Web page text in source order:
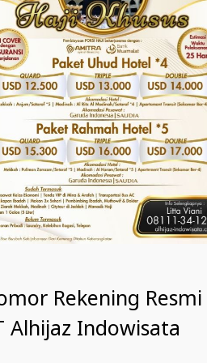
Rekening Resmi
Alhijaz Indowisata